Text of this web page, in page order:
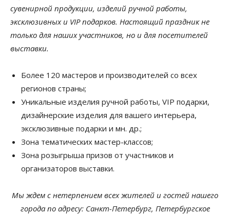
сувенирной продукции, изделий ручной работы,
эксклюзивных и VIP подарков. Настоящий праздник не
только для наших участников, но и для посетителей
выставки.
Более 120 мастеров и производителей со всех
регионов страны;
Уникальные изделия ручной работы, VIP подарки,
дизайнерские изделия для вашего интерьера,
эксклюзивные подарки и мн. др.;
Зона тематических мастер-классов;
Зона розыгрыша призов от участников и
организаторов выставки.
Мы ждем с нетерпением всех жителей и гостей нашего
города по адресу: Санкт-Петербург, Петербургское